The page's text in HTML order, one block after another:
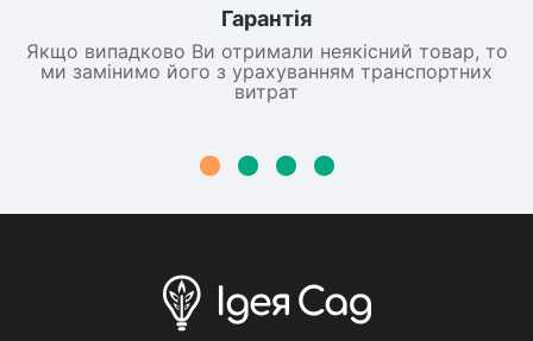
Гарантія
Якщо випадково Ви отримали неякісний товар, то
ми замінимо його з урахуванням транспортних
витрат